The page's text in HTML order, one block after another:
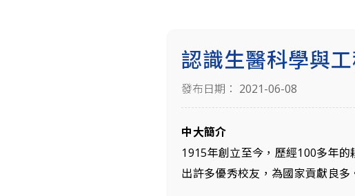
認識生醫科學與
發布日期： 2021-06-08
中大簡介
1915年創立至今，歷經100多年
出許多優秀校友，為國家貢獻良多